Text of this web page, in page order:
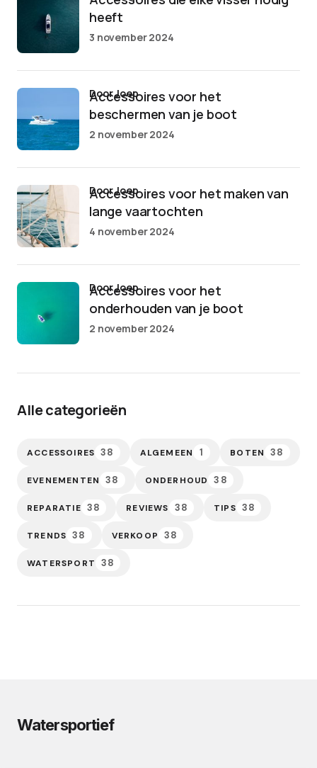
heeft
3 november 2024
Accessoires voor het
beschermen van je boot
door Joep
2 november 2024
Accessoires voor het maken van
lange vaartochten
door Joep
4 november 2024
Accessoires voor het
onderhouden van je boot
door Joep
2 november 2024
Alle categorieën
ACCESSOIRES 38 ALGEMEEN 1 BOTEN 38
EVENEMENTEN 38 ONDERHOUD 38
REPARATIE 38 REVIEWS 38 TIPS 38
TRENDS 38 VERKOOP 38
WATERSPORT 38
Watersportief